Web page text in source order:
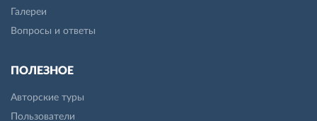
Галереи
Вопросы и ответы
ПОЛЕЗНОЕ
Авторские туры
Пользователи